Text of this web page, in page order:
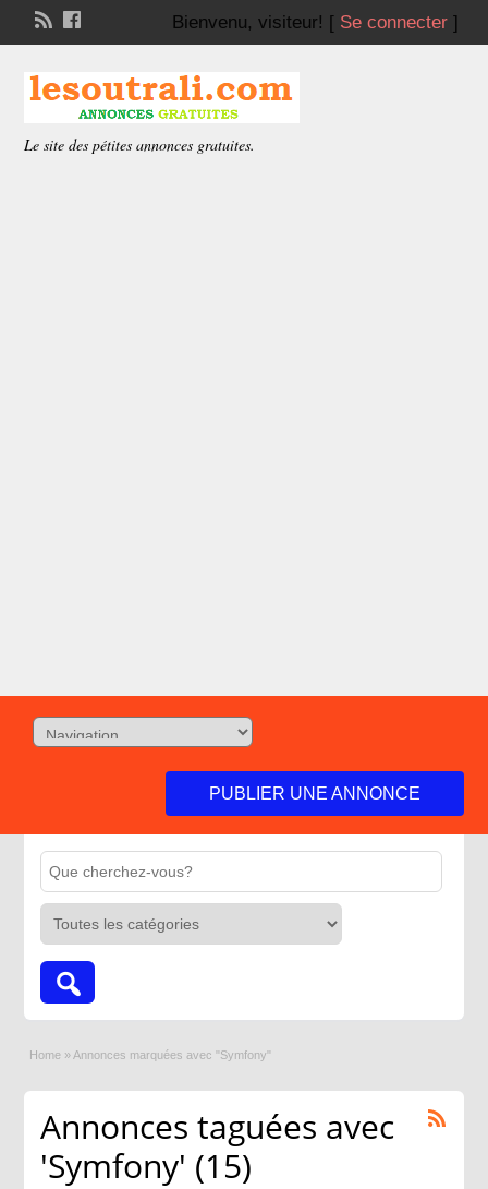
Bienvenu, visiteur! [ Se connecter]
Le site des pétites annonces gratuites.
PUBLIER UNE ANNONCE
Home » Annonces marquées avec "Symfony"
Annonces taguées avec
'Symfony' (15)